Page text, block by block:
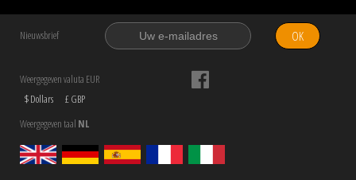
Nieuwsbrief OK
Weergegeven valuta EUR
$ Dollars
£ GBP
Weergegeven taal NL